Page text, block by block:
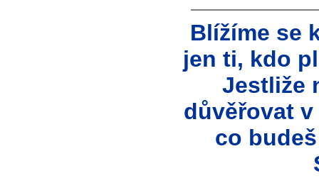
Blížíme se
jen ti, kdo
Jestliže
důvěřovat
co